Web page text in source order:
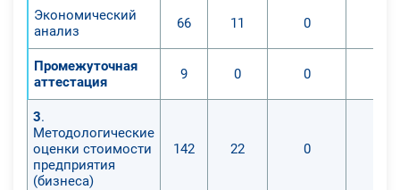
Экономический
анализ
66 11 0
Промежуточная
аттестация
9 0 0
3.
Методологические
оценки стоимости
предприятия
(бизнеса)
142 22 0